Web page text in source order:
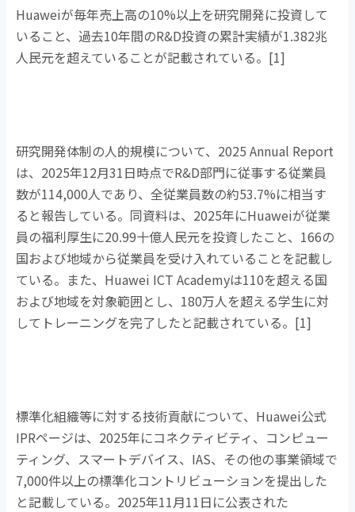
Huaweiが毎年売上高の10%以上を研究開発に投資して
いること、過去10年間のR&D投資の累計実績が1.382兆
人民元を超えていることが記載されている。 [1]
研究開発体制の人的規模について、 2025 Annual Report
は、 2025年12月31日時点でR&D部門に従事する従業員
数が114,000人であり、全従業員数の約53.7%に相当す
ると報告している。同資料は、 2025年にHuaweiが従業
員の福利厚生に20.99十億人民元を投資したこと、 166の
国および地域から従業員を受け入れていることを記載し
ている。また、 Huawei ICT Academyは110を超える国
および地域を対象範囲とし、 180万人を超える学生に対
してトレーニングを完了したと記載されている。 [1]
標準化組織等に対する技術貢献について、 Huawei公式
IPRページは、 2025年にコネクティビティ、コンピュー
ティング、スマートデバイス、 IAS、その他の事業領域で
7,000件以上の標準化コントリビューションを提出した
と記載している。 2025年11月11日に公表された